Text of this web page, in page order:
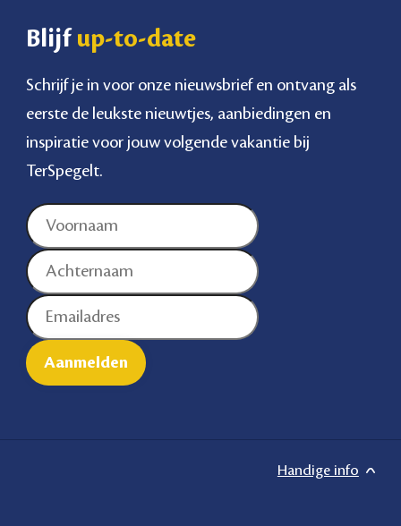
Blijf up-to-date
Schrijf je in voor onze nieuwsbrief en ontvang als
eerste de leukste nieuwtjes, aanbiedingen en
inspiratie voor jouw volgende vakantie bij
TerSpegelt.
Handige info